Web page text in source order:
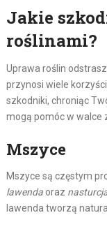
Jakie
roślinami?
Uprawa roślin
przynosi wiele
szkodniki, chroniąc
mogą pomóc w walce
Mszyce
Mszyce są częstym
lawendaoraz
lawenda tworzą